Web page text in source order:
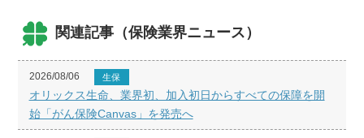
関連記事（保険業界ニュース）
2026/08/06 生保
オリックス生命、業界初、加入初日からすべての保障を開
始「がん保険Canvas」を発売へ